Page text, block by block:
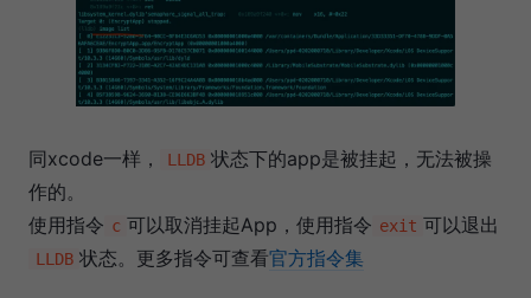
同xcode一样， LLDB 状态下的app是被挂起，无法被操
作的。
使用指令 c 可以取消挂起App，使用指令 exit 可以退出
LLDB 状态。更多指令可查看官方指令集